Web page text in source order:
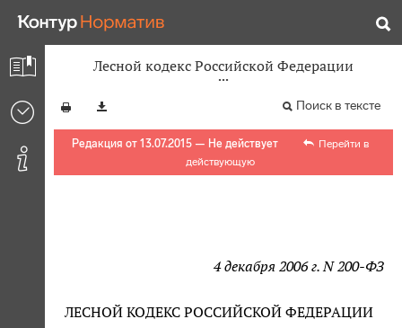
Лесной кодекс Российской Федерации
Поиск в тексте
Редакция от 13.07.2015 — Не действует
Перейти в
действующую
4 декабря 2006 г. N 200-ФЗ
ЛЕСНОЙ КОДЕКС РОССИЙСКОЙ ФЕДЕРАЦИИ